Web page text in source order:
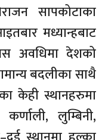
सापकोटाका
मध्यान्हबाट
अवधिमा देशको
बदलीका साथै
केही स्थानहरुमा
लुम्बिनी,